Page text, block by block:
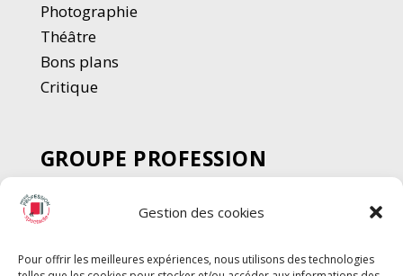
Gestion des cookies
Pour offrir les meilleures expériences, nous utilisons des technologies
Photographie
Théâtre
Bons plans
Critique
GROUPE PROFESSION
SPECTACLE
Chèque Intermittents
Chèque Compta